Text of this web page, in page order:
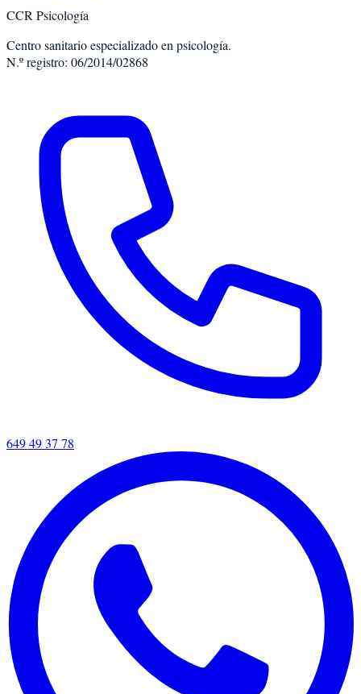
CCR Psicología
Centro sanitario especializado en psicología.
N.º registro: 06/2014/02868
649 49 37 78